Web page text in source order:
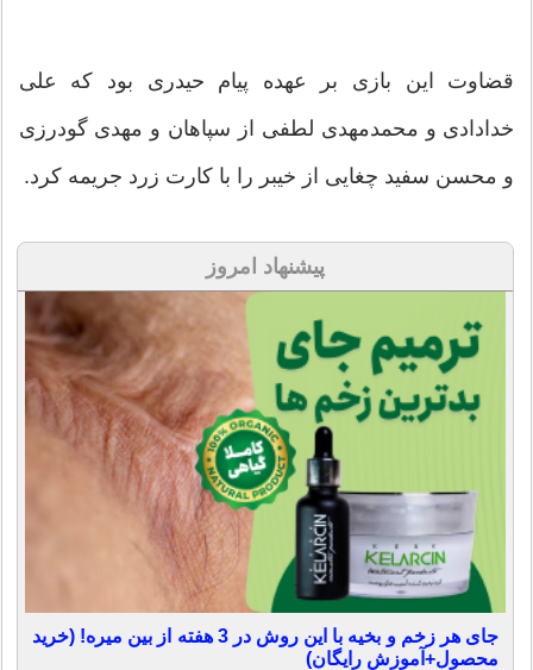
قضاوت این بازی بر عهده پیام حیدری بود که علی
خدادادی و محمدمهدی لطفی از سپاهان و مهدی گودرزی
و محسن سفید چغایی از خیبر را با کارت زرد جریمه کرد.
پیشنهاد امروز
جای هر زخم و بخیه با این روش در 3 هفته از بین میره! (خرید
محصول+آموزش رایگان)